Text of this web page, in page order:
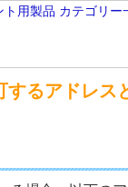
用製品 カテゴリー
するアドレス